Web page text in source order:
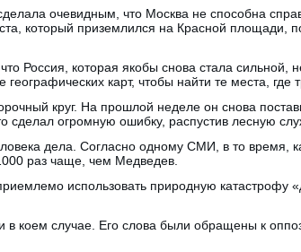
очевидным, что Москва не способна
который приземлился на Красной площади,
что Россия, которая якобы снова стала
карт, чтобы найти те места, где
круг. На прошлой неделе он снова
сделал огромную ошибку, распустив лесную
дела. Согласно одному СМИ, в то время,
раз чаще, чем Медведев.
использовать природную катастрофу
коем случае. Его слова были обращены к